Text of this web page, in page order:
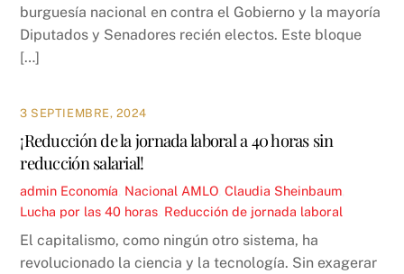
burguesía nacional en contra el Gobierno y la mayoría
Diputados y Senadores recién electos. Este bloque
[…]
3 SEPTIEMBRE, 2024
¡Reducción de la jornada laboral a 40 horas sin
reducción salarial!
admin Economía Nacional AMLO ,Claudia Sheinbaum
Lucha por las 40 horas Reducción de jornada laboral
El capitalismo, como ningún otro sistema, ha
revolucionado la ciencia y la tecnología. Sin exagerar